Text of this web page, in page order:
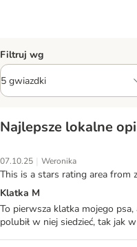
Filtruj wg
Najlepsze lokalne
07.10.25 | Weronika
This is a stars rating area from
Klatka M
To pierwsza klatka mojego
polubił w niej siedzieć, tak jak